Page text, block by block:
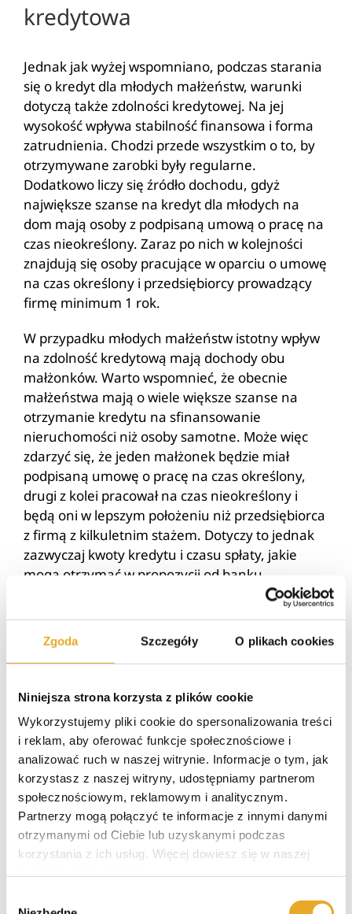
Zgoda Szczegóły O plikach cookies
Niniejsza strona korzysta z plików cookie
Wykorzystujemy pliki cookie do spersonalizowania treści
i reklam, aby oferować funkcje społecznościowe i
analizować ruch w naszej witrynie. Informacje o tym, jak
korzystasz z naszej witryny, udostępniamy partnerom
społecznościowym, reklamowym i analitycznym.
Partnerzy mogą połączyć te informacje z innymi danymi
otrzymanymi od Ciebie lub uzyskanymi podczas
korzystania z ich usług. Więcej dowiesz się w naszej
kredytowa
Jednak jak wyżej wspomniano, podczas starania
się o kredyt dla młodych małżeństw, warunki
dotyczą także zdolności kredytowej. Na jej
wysokość wpływa stabilność finansowa i forma
zatrudnienia. Chodzi przede wszystkim o to, by
otrzymywane zarobki były regularne.
Dodatkowo liczy się źródło dochodu, gdyż
największe szanse na kredyt dla młodych na
dom mają osoby z podpisaną umową o pracę na
czas nieokreślony. Zaraz po nich w kolejności
znajdują się osoby pracujące w oparciu o umowę
na czas określony i przedsiębiorcy prowadzący
firmę minimum 1 rok.
W przypadku młodych małżeństw istotny wpływ
na zdolność kredytową mają dochody obu
małżonków. Warto wspomnieć, że obecnie
małżeństwa mają o wiele większe szanse na
otrzymanie kredytu na sfinansowanie
nieruchomości niż osoby samotne. Może więc
zdarzyć się, że jeden małżonek będzie miał
podpisaną umowę o pracę na czas określony,
drugi z kolei pracował na czas nieokreślony i
będą oni w lepszym położeniu niż przedsiębiorca
z firmą z kilkuletnim stażem. Dotyczy to jednak
zazwyczaj kwoty kredytu i czasu spłaty, jakie
mogą otrzymać w propozycji od banku.
Zdolność kredytowa dla
singli
Nie oznacza to jednak, że kredyt hipoteczny dla
młodych nie jest dostępny dla singli. Nawet jeśli
niedawno weszliśmy na rynek pracy, ale mamy
stałe zatrudnienie, np. umowę o pracę na czas
nieokreślony, nie musimy obawiać się
odrzucenia wniosku. Liczą się przede wszystkim
płynność finansowa i wysokość zarobków. Jeśli
chodzi o kwestię dochodów, muszą one
umożliwiać dogodną spłatę miesięcznej raty, co
oblicza się po odjęciu comiesięcznych kosztów na
utrzymanie. Ważny jest również wkład własny,